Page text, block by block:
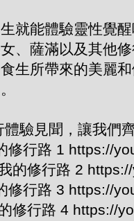
就能體驗靈性覺
、薩滿以及其他
生所帶來的美麗
驗見聞，讓我們
修行路 1 https://
的修行路 2
修行路 3 https://
修行路 4 https://